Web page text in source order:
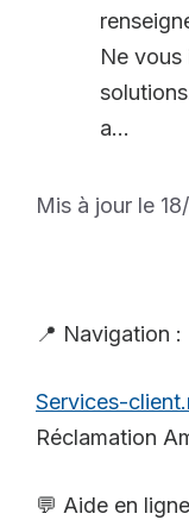
Ne vous
a...
Mis à jour le
📍 Navigation :
Services-
Réclamation
💬 Aide en